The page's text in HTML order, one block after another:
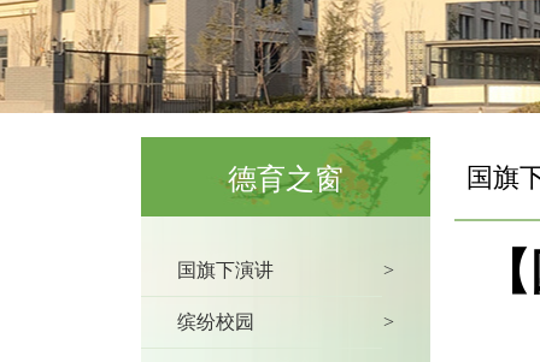
德育之窗
国旗下演讲 >
缤纷校园 >
国旗